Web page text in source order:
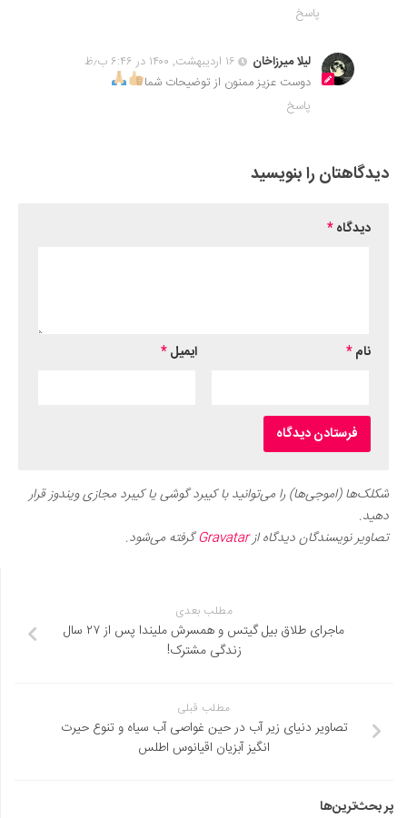
پاسخ
لیلا میرزاخان
۱۶ اردیبهشت, ۱۴۰۰ در ۶:۴۶ ب٫ظ
دوست عزیز ممنون از توضیحات شما
پاسخ
دیدگاهتان را بنویسید
دیدگاه*
نام* ایمیل*
شکلک‌ها (اموجی‌ها) را می‌توانید با کیبرد گوشی یا کیبرد مجازی ویندوز قرار
دهید.
تصاویر نویسندگان دیدگاه ازGravatarگرفته می‌شود.
مطلب بعدی
ماجرای طلاق بیل گیتس و همسرش ملیندا پس از ۲۷ سال
زندگی مشترک!
مطلب قبلی
تصاویر دنیای زیر آب در حین غواصی آب سیاه و تنوع حیرت
انگیز آبزیان اقیانوس اطلس
پر بحث‌ترین‌ها